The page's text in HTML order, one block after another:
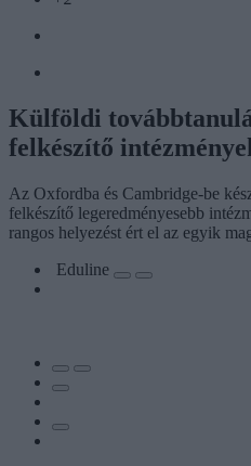
Külföldi
felkészítő
Az Oxfordba és Cambridge-be
felkészítő legeredményesebb
rangos helyezést ért el az egyik
Eduline